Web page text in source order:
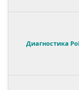
Диагностика